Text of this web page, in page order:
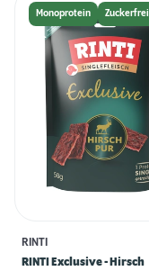
Monoprotein Zuckerfrei
RINTI
RINTI Exclusive - Hirsch